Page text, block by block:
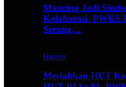
Mancing Jadi
Kolaborasi, PWKS
Serang…
Banten
Meriahkan HUT